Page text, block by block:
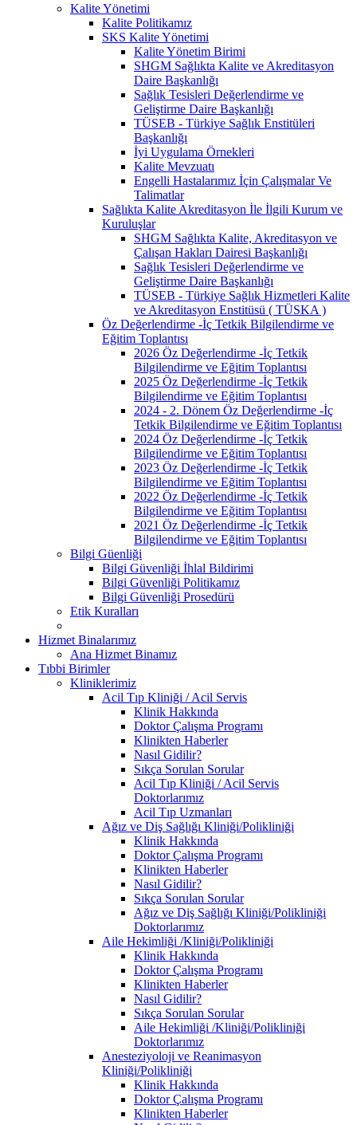
Kalite Yönetimi
Kalite Politikamız
SKS Kalite Yönetimi
Kalite Yönetim Birimi
SHGM Sağlıkta Kalite ve Akreditasyon
Daire Başkanlığı
Sağlık Tesisleri Değerlendirme ve
Geliştirme Daire Başkanlığı
TÜSEB - Türkiye Sağlık Enstitüleri
Başkanlığı
İyi Uygulama Örnekleri
Kalite Mevzuatı
Engelli Hastalarımız İçin Çalışmalar Ve
Talimatlar
Sağlıkta Kalite Akreditasyon İle İlgili Kurum ve
Kuruluşlar
SHGM Sağlıkta Kalite, Akreditasyon ve
Çalışan Hakları Dairesi Başkanlığı
Sağlık Tesisleri Değerlendirme ve
Geliştirme Daire Başkanlığı
TÜSEB - Türkiye Sağlık Hizmetleri Kalite
ve Akreditasyon Enstitüsü ( TÜSKA )
Öz Değerlendirme -İç Tetkik Bilgilendirme ve
Eğitim Toplantısı
2026 Öz Değerlendirme -İç Tetkik
Bilgilendirme ve Eğitim Toplantısı
2025 Öz Değerlendirme -İç Tetkik
Bilgilendirme ve Eğitim Toplantısı
2024 - 2. Dönem Öz Değerlendirme -İç
Tetkik Bilgilendirme ve Eğitim Toplantısı
2024 Öz Değerlendirme -İç Tetkik
Bilgilendirme ve Eğitim Toplantısı
2023 Öz Değerlendirme -İç Tetkik
Bilgilendirme ve Eğitim Toplantısı
2022 Öz Değerlendirme -İç Tetkik
Bilgilendirme ve Eğitim Toplantısı
2021 Öz Değerlendirme -İç Tetkik
Bilgilendirme ve Eğitim Toplantısı
Bilgi Güenliği
Bilgi Güvenliği İhlal Bildirimi
Bilgi Güvenliği Politikamız
Bilgi Güvenliği Prosedürü
Etik Kuralları
Hizmet Binalarımız
Ana Hizmet Binamız
Tıbbi Birimler
Kliniklerimiz
Acil Tıp Kliniği / Acil Servis
Klinik Hakkında
Doktor Çalışma Programı
Klinikten Haberler
Nasıl Gidilir?
Sıkça Sorulan Sorular
Acil Tıp Kliniği / Acil Servis
Doktorlarımız
Acil Tıp Uzmanları
Ağız ve Diş Sağlığı Kliniği/Polikliniği
Klinik Hakkında
Doktor Çalışma Programı
Klinikten Haberler
Nasıl Gidilir?
Sıkça Sorulan Sorular
Ağız ve Diş Sağlığı Kliniği/Polikliniği
Doktorlarımız
Aile Hekimliği /Kliniği/Polikliniği
Klinik Hakkında
Doktor Çalışma Programı
Klinikten Haberler
Nasıl Gidilir?
Sıkça Sorulan Sorular
Aile Hekimliği /Kliniği/Polikliniği
Doktorlarımız
Anesteziyoloji ve Reanimasyon
Kliniği/Polikliniği
Klinik Hakkında
Doktor Çalışma Programı
Klinikten Haberler